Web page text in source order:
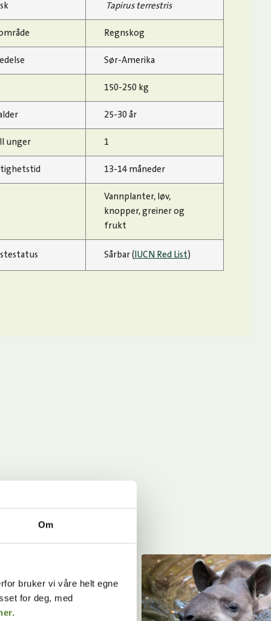
Om
bruker vi våre helt egne
for deg, med
Tapirus terrestris
Regnskog
Sør-Amerika
150-250 kg
25-30 år
unger 1
13-14 måneder
Vannplanter, løv,
knopper, greiner og
frukt
Sårbar ( IUCN Red List)